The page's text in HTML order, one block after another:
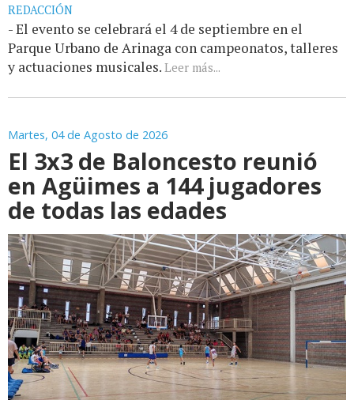
REDACCIÓN
- El evento se celebrará el 4 de septiembre en el
Parque Urbano de Arinaga con campeonatos, talleres
y actuaciones musicales. Leer más...
Martes, 04 de Agosto de 2026
El 3x3 de Baloncesto reunió
en Agüimes a 144 jugadores
de todas las edades